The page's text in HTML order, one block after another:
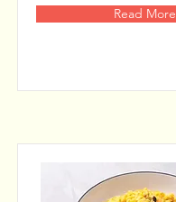
Read More